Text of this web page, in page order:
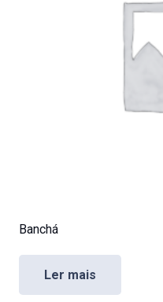
Banchá
Ler mais